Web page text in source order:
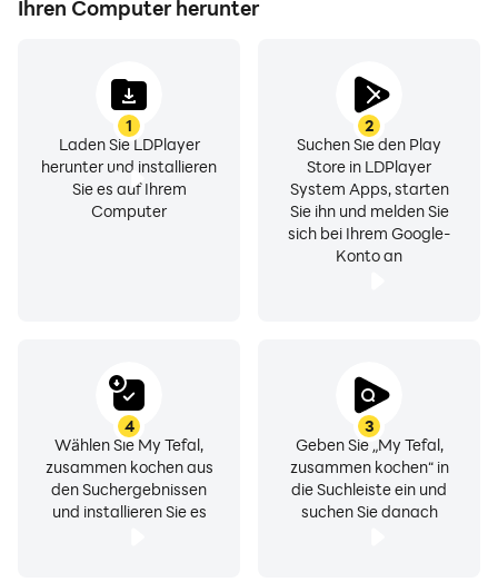
Ihren Computer herunter
1
Laden Sie LDPlayer
herunter und installieren
Sie es auf Ihrem
Computer
2
Suchen Sie den Play
Store in LDPlayer
System Apps, starten
Sie ihn und melden Sie
sich bei Ihrem Google-
Konto an
3
Geben Sie „My Tefal,
zusammen kochen“ in
die Suchleiste ein und
suchen Sie danach
4
Wählen Sie My Tefal,
zusammen kochen aus
den Suchergebnissen
und installieren Sie es